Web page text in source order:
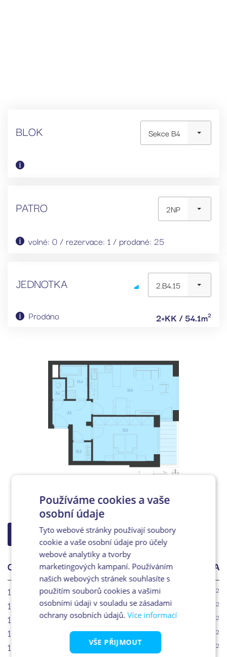
BLOK Sekce B4
PATRO 2NP
volné: 0 / rezervace: 1 / prodané: 25
JEDNOTKA 2.B4.15
Prodáno 2+KK / 54.1m2
ZPĚT NA VÝBĚR
OZN. ÚČEL MÍSTNOSTI
PLOCHA
15.1
Chodba 2
15.2 WC 2
15.3 Koupelna 2
15.4 Obytný prostor + KK 2
15.5 Ložnice 2
Používáme cookies a vaše
osobní údaje
Tyto webové stránky používají soubory
cookie a vaše osobní údaje pro účely
webové analytiky a tvorby
marketingových kampaní. Používáním
našich webových stránek souhlasíte s
použitím souborů cookies a vašimi
osobními údaji v souladu se zásadami
ochrany osobních údajů.Více informací
VŠE PŘIJMOUT